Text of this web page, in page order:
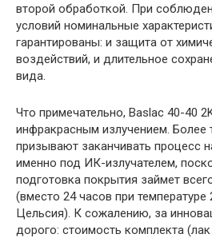
второй обработкой. При
условий номинальные
гарантированы: и защита от
воздействий, и длительное
вида.
Что примечательно, Baslac 40-40
инфракрасным излучением. Более
призывают заканчивать процесс
именно под ИК-излучателем,
подготовка покрытия займет
(вместо 24 часов при температуре
Цельсия). К сожалению, за
дорого: стоимость комплекта